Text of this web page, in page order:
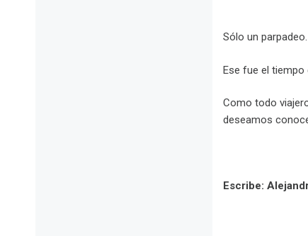
Sólo un parpadeo.
Ese fue el
Como todo
deseamos
Escribe: